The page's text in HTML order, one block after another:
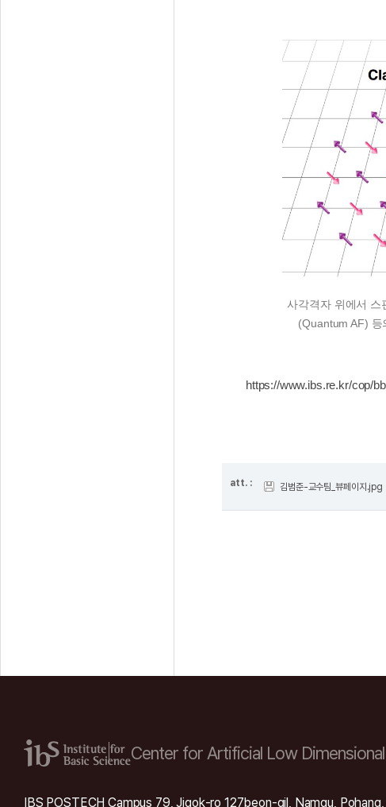
사각격자 위에서 스
(Quantum AF)
https://www.ibs.re.kr/cop/
att. : 김범준-교수팀_뷰페이지.jpg
Center for Artificial Low
IBS POSTECH Campus 79, Jigok-ro 127beon-gil, Namgu,